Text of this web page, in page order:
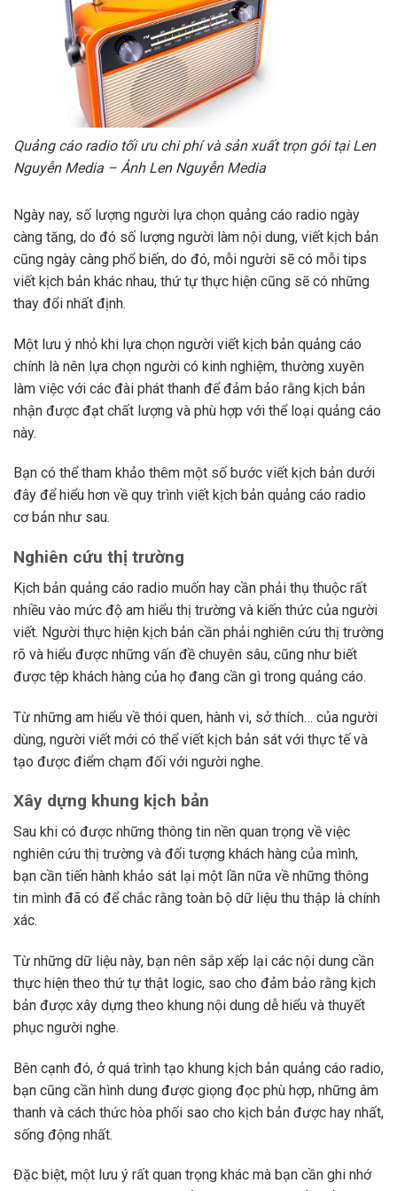
Quảng cáo radio tối ưu chi phí và sản xuất trọn gói tại Len
Nguyễn Media – Ảnh Len Nguyễn Media
Ngày nay, số lượng người lựa chọn quảng cáo radio ngày
càng tăng, do đó số lượng người làm nội dung, viết kịch bản
cũng ngày càng phổ biến, do đó, mỗi người sẽ có mỗi tips
viết kịch bản khác nhau, thứ tự thực hiện cũng sẽ có những
thay đổi nhất định.
Một lưu ý nhỏ khi lựa chọn người viết kịch bản quảng cáo
chính là nên lựa chọn người có kinh nghiệm, thường xuyên
làm việc với các đài phát thanh để đảm bảo rằng kịch bản
nhận được đạt chất lượng và phù hợp với thể loại quảng cáo
này.
Bạn có thể tham khảo thêm một số bước viết kịch bản dưới
đây để hiểu hơn về quy trình viết kịch bản quảng cáo radio
cơ bản như sau.
Nghiên cứu thị trường
Kịch bản quảng cáo radio muốn hay cần phải thụ thuộc rất
nhiều vào mức độ am hiểu thị trường và kiến thức của người
viết. Người thực hiện kịch bản cần phải nghiên cứu thị trường
rõ và hiểu được những vấn đề chuyên sâu, cũng như biết
được tệp khách hàng của họ đang cần gì trong quảng cáo.
Từ những am hiểu về thói quen, hành vi, sở thích… của người
dùng, người viết mới có thể viết kịch bản sát với thực tế và
tạo được điểm chạm đối với người nghe.
Xây dựng khung kịch bản
Sau khi có được những thông tin nền quan trọng về việc
nghiên cứu thị trường và đối tượng khách hàng của mình,
bạn cần tiến hành khảo sát lại một lần nữa về những thông
tin mình đã có để chắc rằng toàn bộ dữ liệu thu thập là chính
xác.
Từ những dữ liệu này, bạn nên sắp xếp lại các nội dung cần
thực hiện theo thứ tự thật logic, sao cho đảm bảo rằng kịch
bản được xây dựng theo khung nội dung dễ hiểu và thuyết
phục người nghe.
Bên cạnh đó, ở quá trình tạo khung kịch bản quảng cáo radio,
bạn cũng cần hình dung được giọng đọc phù hợp, những âm
thanh và cách thức hòa phối sao cho kịch bản được hay nhất,
sống động nhất.
Đặc biệt, một lưu ý rất quan trọng khác mà bạn cần ghi nhớ